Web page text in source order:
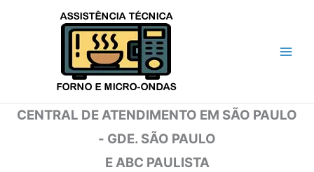
CENTRAL DE ATENDIMENTO EM SÃO PAULO
- GDE. SÃO PAULO
E ABC PAULISTA